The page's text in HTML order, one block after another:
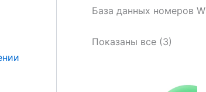
База данных номеров
Показаны все (3)